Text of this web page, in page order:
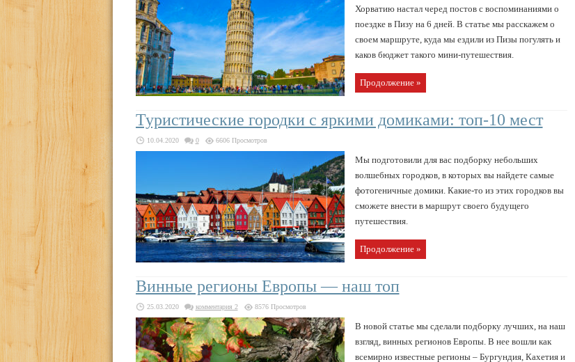
Хорватию настал черед постов с воспоминаниями о
поездке в Пизу на 6 дней. В статье мы расскажем о
своем маршруте, куда мы ездили из Пизы погулять и
каков бюджет такого мини-путешествия.
Продолжение »
Туристические городки с яркими домиками: топ-10 мест
10.04.2020 0 6606 Просмотров
Мы подготовили для вас подборку небольших
волшебных городков, в которых вы найдете самые
фотогеничные домики. Какие-то из этих городков вы
сможете внести в маршрут своего будущего
путешествия.
Продолжение »
Винные регионы Европы — наш топ
25.03.2020 комментария 2 8576 Просмотров
В новой статье мы сделали подборку лучших, на наш
взгляд, винных регионов Европы. В нее вошли как
всемирно известные регионы – Бургундия, Кахетия и